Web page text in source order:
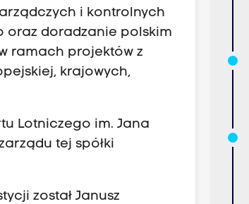
i kontrolnych
oraz doradzanie polskim
ramach projektów z
krajowych,
Lotniczego im. Jana
tej spółki
został Janusz